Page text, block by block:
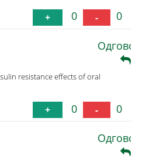
+ 0 - 0
Одговори
resistance effects of oral
+ 0 - 0
Одговори